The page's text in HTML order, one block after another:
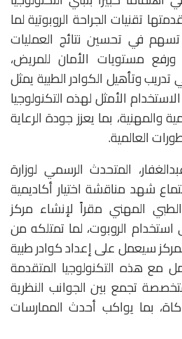
تقنيات الجراحة الروبوتية لما
في تحسين نتائج العمليات
ورفع مستويات الأمان للمريض،
تدريب وتأهيل الكوادر الطبية يمثل
الأمثل لهذه التكنولوجيا
والمهنية، بما يعزز جودة الرعاية
العالمية.
المتحدث الرسمي لوزارة
شهد مناقشة اختيار أكاديمية
المهني مقراً لإنشاء مركز
استخدام الروبوت، لما تمتلكه من
سيعمل على إعداد كوادر طبية
مع هذه التكنولوجيا المتقدمة
تجمع بين الجوانب النظرية
بما يواكب أحدث الممارسات